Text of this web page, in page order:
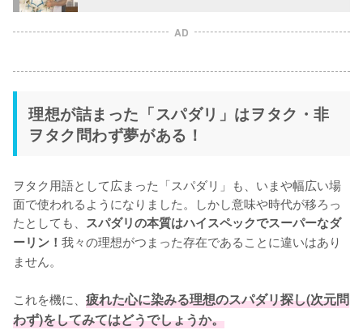
AD
理想が詰まった「スパダリ」はヲタク・非
ヲタク問わず夢がある！
ヲタク用語として広まった「スパダリ」も、いまや幅広い場
面で使われるようになりました。しかし意味や時代が移ろっ
たとしても、 スパダリの本質はハイスペックでスーパーなダ
ーリン！ 我々の理想がつまった存在であることに違いはあり
ません。
これを機に、 疲れた心に染みる理想のスパダリ探し(次元問
わず)をしてみてはどうでしょうか。